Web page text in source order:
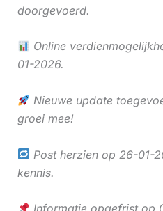
doorgevoerd.
Online
01-2026.
Nieuwe update
groei mee!
Post herzien op 26-01-
kennis.